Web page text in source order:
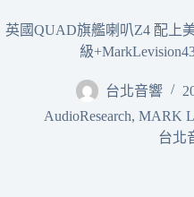
英國QUAD旗艦喇叭Z4 配上
級
台北音響
AudioResearch, MARK
台北